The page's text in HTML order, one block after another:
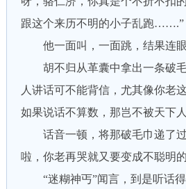
跟这个来历不明的小子乱跑…….”
他一面叫，一面跳，结果连眼
胡不归从革囊中拿出一条破毛
人讲话可不能背信，尤其像你老
如果说话不算数，那岂不被天下
话音一顿，将那破毛巾递了过
啦，你老再哭就又要变成不聪明
“迷糊神丐”闻言，到是听话得